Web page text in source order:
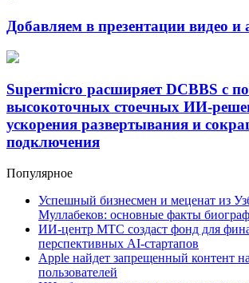
Добавляем в презентации видео и
Supermicro расширяет DCBBS с
высокоточных стоечных ИИ-
ускорения развертывания и
подключения
Популярное
Успешный бизнесмен и меценат из
Муллабеков: основные факты
ИИ-центр МТС создаст фонд для
перспективных AI-стартапов
Apple найдет запрещенный контент
пользователей